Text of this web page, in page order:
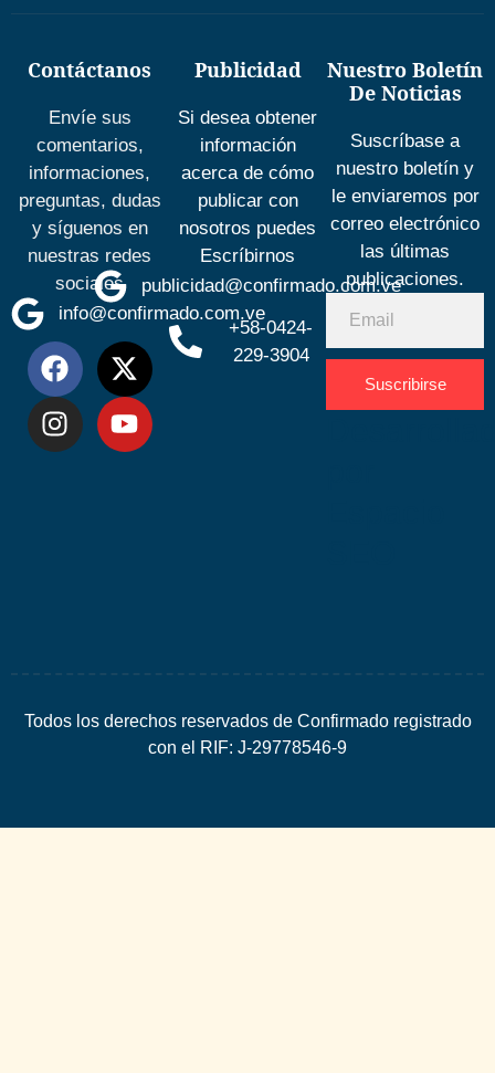
Contáctanos
Envíe sus
comentarios,
informaciones,
preguntas, dudas
y síguenos en
nuestras redes
sociales
info@confirmado.com.ve
Publicidad
Si desea obtener
información
acerca de cómo
publicar con
nosotros puedes
Escríbirnos
publicidad@confirmado.com.ve
+58-0424-
229-3904
Nuestro Boletín
De Noticias
Suscríbase a
nuestro boletín y
le enviaremos por
correo electrónico
las últimas
publicaciones.
Suscribirse
Todos los derechos reservados de Confirmado registrado
con el RIF: J-29778546-9